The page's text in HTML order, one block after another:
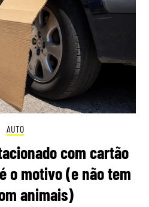
AUTO
com cartão
o motivo (e não tem
animais)